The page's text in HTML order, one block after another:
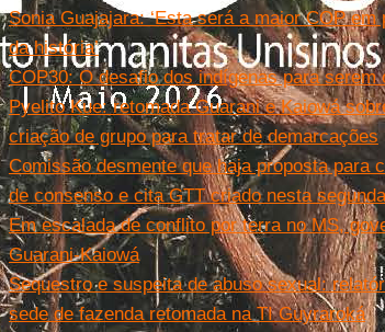
Sonia Guajajara: ‘Esta será a maior COP
da história’
COP30: O desafio dos indígenas para serem
Pyelito Kue: retomada Guarani e Kaiowá
criação de grupo para tratar de demarcações
Comissão desmente que haja proposta para
de consenso e cita GTT criado nesta
Em escalada de conflito por terra no MS,
Guarani-Kaiowá
Sequestro e suspeita de abuso sexual:
sede de fazenda retomada na TI Guyraroká